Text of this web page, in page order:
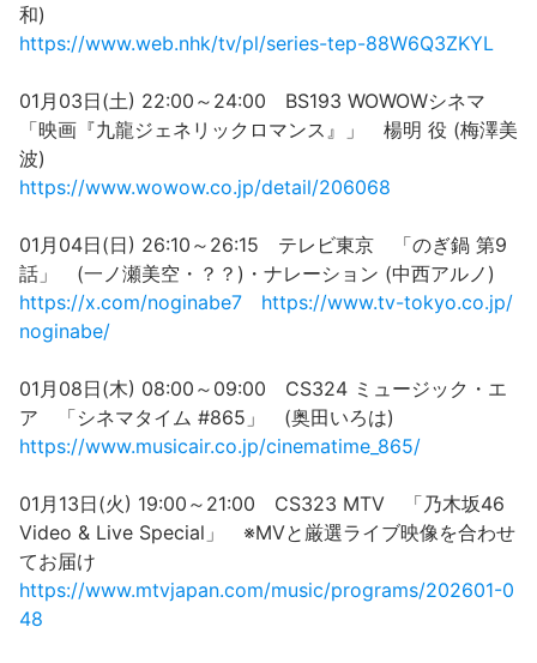
和)
https://www.web.nhk/tv/pl/series-tep-88W6Q3ZKYL
01月03日(土) 22:00～24:00 BS193 WOWOWシネマ
「映画『九龍ジェネリックロマンス』」 楊明 役 (梅澤美
波)
https://www.wowow.co.jp/detail/206068
01月04日(日) 26:10～26:15 テレビ東京 「のぎ鍋 第9
話」 (一ノ瀬美空・？？)・ナレーション (中西アルノ)
https://x.com/noginabe7
https://www.tv-tokyo.co.jp/
noginabe/
01月08日(木) 08:00～09:00 CS324 ミュージック・エ
ア 「シネマタイム #865」 (奥田いろは)
https://www.musicair.co.jp/cinematime_865/
01月13日(火) 19:00～21:00 CS323 MTV 「乃木坂46
Video & Live Special」 ※MVと厳選ライブ映像を合わせ
てお届け
https://www.mtvjapan.com/music/programs/202601-0
48